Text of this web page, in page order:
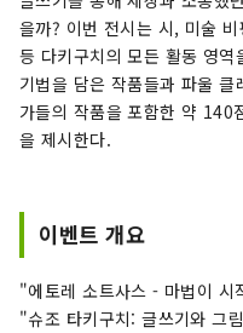
을까? 이번 전시는 시, 미술
등 다키구치의 모든 활동 영역
기법을 담은 작품들과 파울
가들의 작품을 포함한 약 140
을 제시한다.
이벤트 개요
"에토레 소트사스 - 마법이 시
"슈조 타키구치: 글쓰기와 그